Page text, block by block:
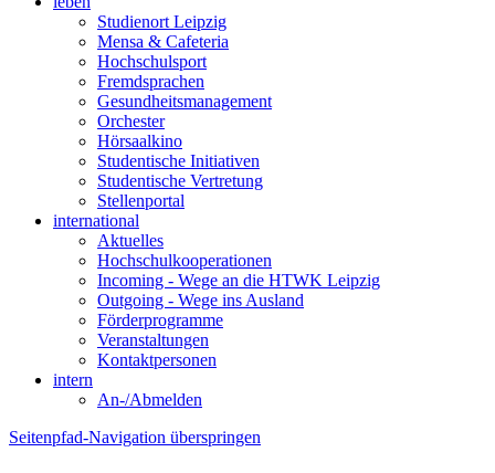
Studienort Leipzig
Mensa & Cafeteria
Hochschulsport
Fremdsprachen
Gesundheitsmanagement
Orchester
Hörsaalkino
Studentische Initiativen
Studentische Vertretung
Stellenportal
international
Aktuelles
Hochschulkooperationen
Incoming - Wege an die HTWK Leipzig
Outgoing - Wege ins Ausland
Förderprogramme
Veranstaltungen
Kontaktpersonen
intern
An-/Abmelden
Seitenpfad-Navigation überspringen